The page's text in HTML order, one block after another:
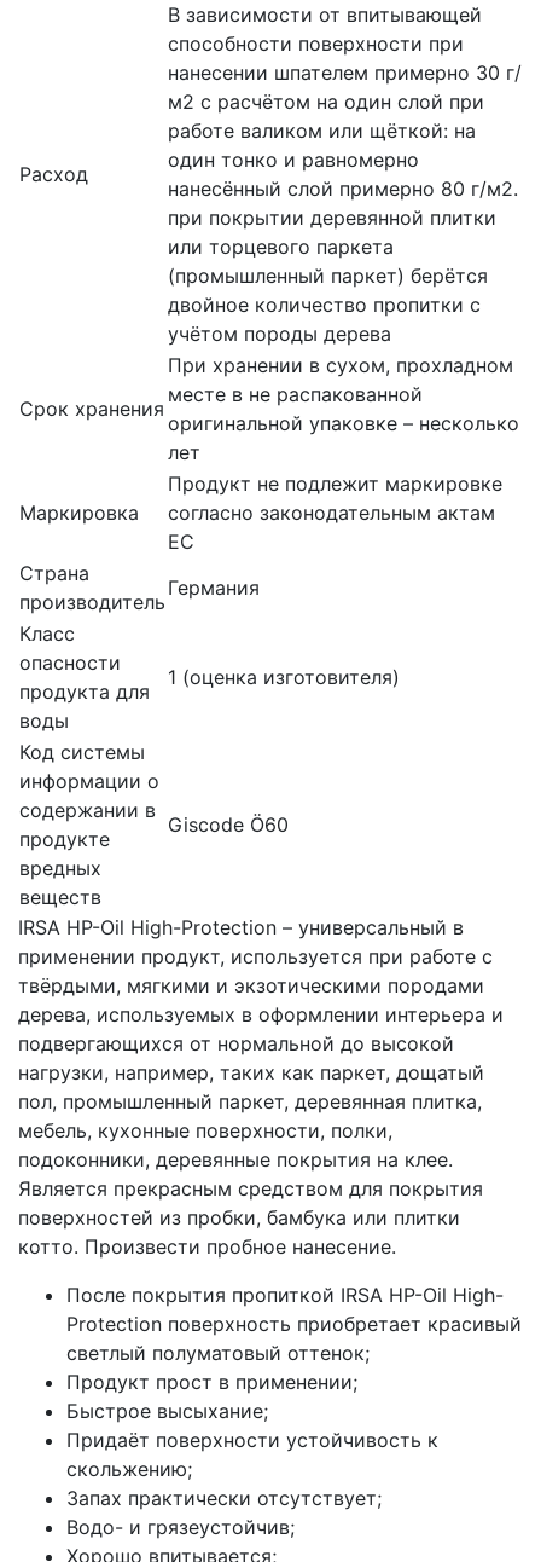
Расход
В зависимости от впитывающей
способности поверхности при
нанесении шпателем примерно 30 г/
м2 с расчётом на один слой при
работе валиком или щёткой: на
один тонко и равномерно
нанесённый слой примерно 80 г/м2.
при покрытии деревянной плитки
или торцевого паркета
(промышленный паркет) берётся
двойное количество пропитки с
учётом породы дерева
Срок хранения
При хранении в сухом, прохладном
месте в не распакованной
оригинальной упаковке – несколько
лет
Маркировка
Продукт не подлежит маркировке
согласно законодательным актам
ЕС
Страна
производитель
Германия
Класс
опасности
продукта для
воды
1 (оценка изготовителя)
Код системы
информации о
содержании в
продукте
вредных
веществ
Giscode Ö60
IRSA HP-Oil High-Protection – универсальный в
применении продукт, используется при работе с
твёрдыми, мягкими и экзотическими породами
дерева, используемых в оформлении интерьера и
подвергающихся от нормальной до высокой
нагрузки, например, таких как паркет, дощатый
пол, промышленный паркет, деревянная плитка,
мебель, кухонные поверхности, полки,
подоконники, деревянные покрытия на клее.
Является прекрасным средством для покрытия
поверхностей из пробки, бамбука или плитки
котто. Произвести пробное нанесение.
После покрытия пропиткой IRSA HP-Oil High-
Protection поверхность приобретает красивый
светлый полуматовый оттенок;
Продукт прост в применении;
Быстрое высыхание;
Придаёт поверхности устойчивость к
скольжению;
Запах практически отсутствует;
Водо- и грязеустойчив;
Хорошо впитывается;